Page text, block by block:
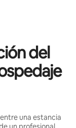
del
una estancia